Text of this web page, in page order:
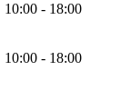
10:00 - 18:00
10:00 - 18:00